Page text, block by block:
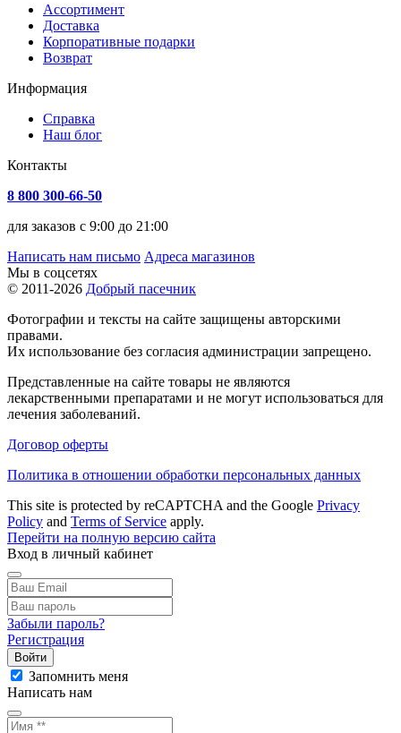
Ассортимент
Доставка
Корпоративные подарки
Возврат
Информация
Справка
Наш блог
Контакты
8 800 300-66-50
для заказов с 9:00 до 21:00
Написать нам письмо Адреса магазинов
Мы в соцсетях
© 2011-2026 Добрый пасечник
Фотографии и тексты на сайте защищены авторскими
правами.
Их использование без согласия администрации запрещено.
Представленные на сайте товары не являются
лекарственными препаратами и не могут использоваться для
лечения заболеваний.
Договор оферты
Политика в отношении обработки персональных данных
This site is protected by reCAPTCHA and the Google Privacy
Policy and Terms of Service apply.
Перейти на полную версию сайта
Вход в личный кабинет
Забыли пароль?
Регистрация
Войти
Запомнить меня
Написать нам